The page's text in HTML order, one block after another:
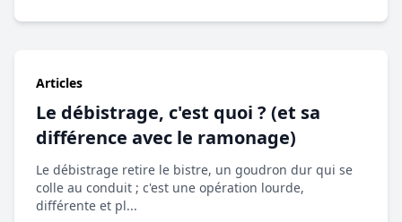
Articles
Le débistrage, c'est quoi ? (et sa
différence avec le ramonage)
Le débistrage retire le bistre, un goudron dur qui se
colle au conduit ; c'est une opération lourde,
différente et pl...